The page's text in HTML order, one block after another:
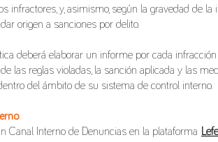
infractores, y, asimismo, según la gravedad de la
origen a sanciones por delito.
deberá elaborar un informe por cada infracción
las reglas violadas, la sanción aplicada y las
del ámbito de su sistema de control interno.
Canal Interno de Denuncias en la plataforma